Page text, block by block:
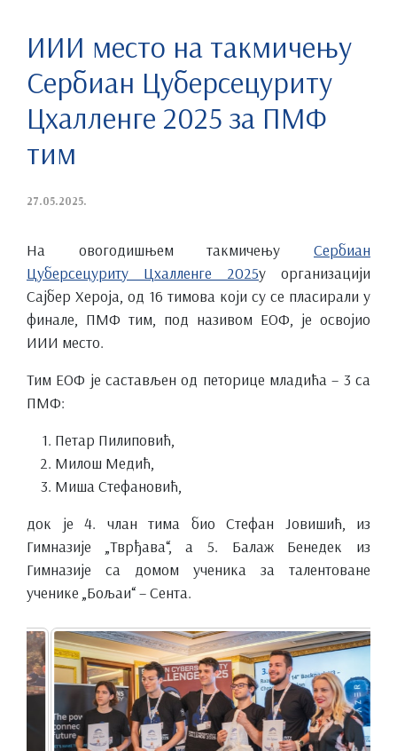
ИИИ место на такмичењу
Сербиан Цyберсецуритy
Цхалленге 2025 за ПМФ
тим
27.05.2025.
На овогодишњем такмичењу Сербиан
Цyберсецуритy Цхалленге 2025у организацији
Сајбер Хероја, од 16 тимова који су се пласирали у
финале, ПМФ тим, под називом ЕОФ, је освојио
ИИИ место.
Тим ЕОФ је састављен од петорице младића – 3 са
ПМФ:
Петар Пилиповић,
Милош Медић,
Миша Стефановић,
док је 4. члан тима био Стефан Јовишић, из
Гимназије „Тврђава“, а 5. Балаж Бенедек из
Гимназије са домом ученика за талентоване
ученике „Бољаи“ – Сента.